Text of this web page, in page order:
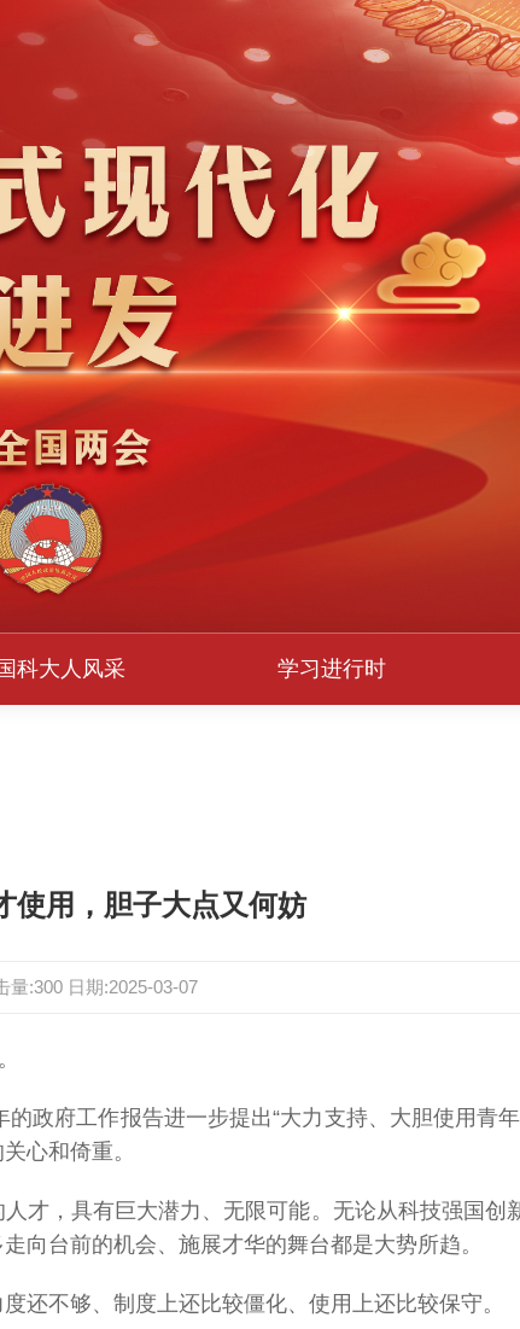
国科大人风采 学习进行时
使用，胆子大点又何妨
量:300 日期:2025-03-07
政府工作报告进一步提出“大力支持、大胆使用青年
心和倚重。
才，具有巨大潜力、无限可能。无论从科技强国创
向台前的机会、施展才华的舞台都是大势所趋。
还不够、制度上还比较僵化、使用上还比较保守。